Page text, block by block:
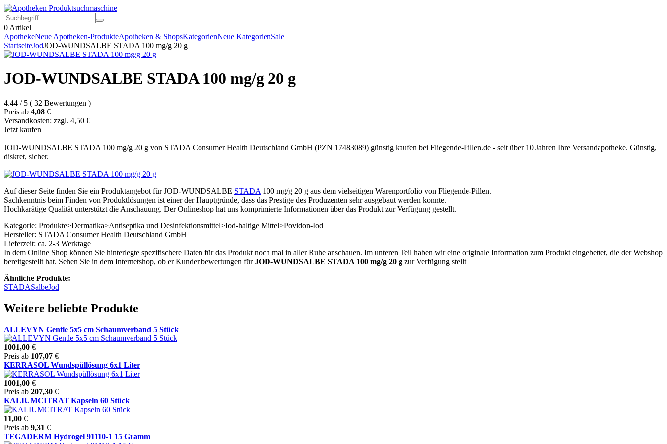
0 Artikel
ApothekeNeue Apotheken-ProdukteApotheken & ShopsKategorienNeue KategorienSale
StartseiteJodJOD-WUNDSALBE STADA 100 mg/g 20 g
JOD-WUNDSALBE STADA 100 mg/g 20 g
4.44 / 5 ( 32 Bewertungen )
Preis ab 4,08 €
Versandkosten: zzgl. 4,50 €
Jetzt kaufen
JOD-WUNDSALBE STADA 100 mg/g 20 g von STADA Consumer Health Deutschland GmbH (PZN 17483089) günstig kaufen bei Fliegende-Pillen.de - seit über 10 Jahren Ihre Versandapotheke. Günstig,
diskret, sicher.
Auf dieser Seite finden Sie ein Produktangebot für JOD-WUNDSALBE STADA 100 mg/g 20 g aus dem vielseitigen Warenportfolio von Fliegende-Pillen.
Sachkenntnis beim Finden von Produktlösungen ist einer der Hauptgründe, dass das Prestige des Produzenten sehr ausgebaut werden konnte.
Hochkarätige Qualität unterstützt die Anschauung. Der Onlineshop hat uns komprimierte Informationen über das Produkt zur Verfügung gestellt.
Kategorie: Produkte>Dermatika>Antiseptika und Desinfektionsmittel>Iod-haltige Mittel>Povidon-Iod
Hersteller: STADA Consumer Health Deutschland GmbH
Lieferzeit: ca. 2-3 Werktage
In dem Online Shop können Sie hinterlegte spezifischere Daten für das Produkt noch mal in aller Ruhe anschauen. Im unteren Teil haben wir eine originale Information zum Produkt eingebettet, die der Webshop
bereitgestellt hat. Sehen Sie in dem Internetshop, ob er Kundenbewertungen fürJOD-WUNDSALBE STADA 100 mg/g 20 g zur Verfügung stellt.
Ähnliche Produkte:
STADASalbeJod
Weitere beliebte Produkte
ALLEVYN Gentle 5x5 cm Schaumverband 5 Stück
1001,00 €
Preis ab 107,07 €
KERRASOL Wundspüllösung 6x1 Liter
1001,00 €
Preis ab 207,30 €
KALIUMCITRAT Kapseln 60 Stück
11,00 €
Preis ab 9,31 €
TEGADERM Hydrogel 91110-1 15 Gramm